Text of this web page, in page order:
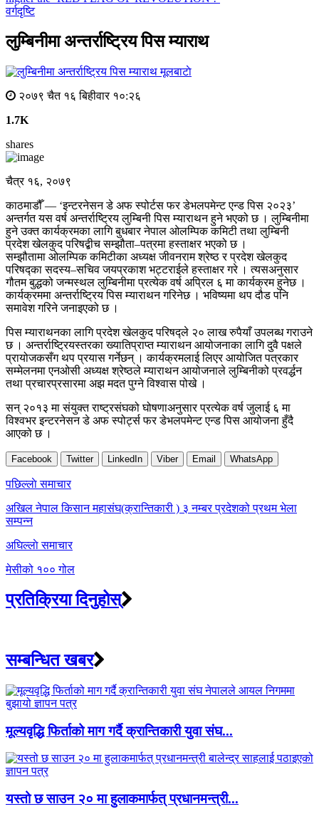
वर्गदृष्टि
लुम्बिनीमा अन्तर्राष्ट्रिय पिस म्याराथ
मूलबाटाे
२०७९ चैत १६ बिहीवार १०:२६
1.7K
shares
चैत्र १६, २०७९
काठमाडौँ — ‘इन्टरनेसन डे अफ स्पोर्टस फर डेभलपमेन्ट एन्ड पिस २०२३’
अन्तर्गत यस वर्ष अन्तर्राष्ट्रिय लुम्बिनी पिस म्याराथन हुने भएको छ । लुम्बिनीमा
हुने उक्त कार्यक्रमका लागि बुधबार नेपाल ओलम्पिक कमिटी तथा लुम्बिनी
प्रदेश खेलकुद परिषद्बीच सम्झौता–पत्रमा हस्ताक्षर भएको छ ।
सम्झौतामा ओलम्पिक कमिटीका अध्यक्ष जीवनराम श्रेष्ठ र प्रदेश खेलकुद
परिषद्का सदस्य–सचिव जयप्रकाश भट्टराईले हस्ताक्षर गरे । त्यसअनुसार
गौतम बुद्धको जन्मस्थल लुम्बिनीमा प्रत्येक वर्ष अप्रिल ६ मा कार्यक्रम हुनेछ ।
कार्यक्रममा अन्तर्राष्ट्रिय पिस म्याराथन गरिनेछ । भविष्यमा थप दौड पनि
समावेश गरिने जनाइएको छ ।
पिस म्याराथनका लागि प्रदेश खेलकुद परिषद्ले २० लाख रुपैयाँ उपलब्ध गराउने
छ । अन्तर्राष्ट्रियस्तरका ख्यातिप्राप्त म्याराथन आयोजनाका लागि दुवै पक्षले
प्रायोजकसँग थप प्रयास गर्नेछन् । कार्यक्रमलाई लिएर आयोजित पत्रकार
सम्मेलनमा एनओसी अध्यक्ष श्रेष्ठले म्याराथन आयोजनाले लुम्बिनीको प्रवर्द्धन
तथा प्रचारप्रसारमा अझ मदत पुग्ने विश्वास पोखे ।
सन् २०१३ मा संयुक्त राष्ट्रसंघको घोषणाअनुसार प्रत्येक वर्ष जुलाई ६ मा
विश्वभर इन्टरनेसन डे अफ स्पोर्ट्स फर डेभलपमेन्ट एन्ड पिस आयोजना हुँदै
आएको छ ।
Facebook Twitter LinkedIn Viber Email WhatsApp
Post
navigation
पछिल्लाे समाचार
अखिल नेपाल किसान महासंघ(क्रान्तिकारी ) ३ नम्बर प्रदेशको प्रथम भेला
सम्पन्न
अघिल्लाे समाचार
मेसीको १०० गोल
प्रतिक्रिया दिनुहोस्
सम्बन्धित खबर
मूल्यवृद्धि फिर्ताको माग गर्दै क्रान्तिकारी युवा संघ...
यस्तो छ साउन २० मा हुलाकमार्फत् प्रधानमन्त्री...